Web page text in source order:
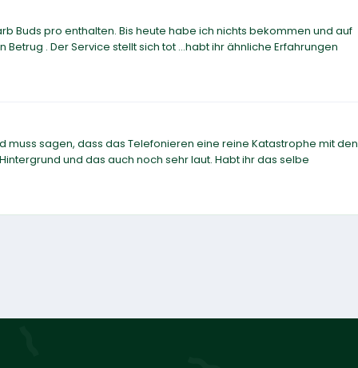
Buds pro enthalten. Bis heute habe ich nichts bekommen und auf
. Der Service stellt sich tot ...habt ihr ähnliche Erfahrungen
muss sagen, dass das Telefonieren eine reine Katastrophe mit den
und das auch noch sehr laut. Habt ihr das selbe